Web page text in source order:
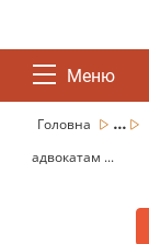
Меню
Головна ...
адвокатам ...